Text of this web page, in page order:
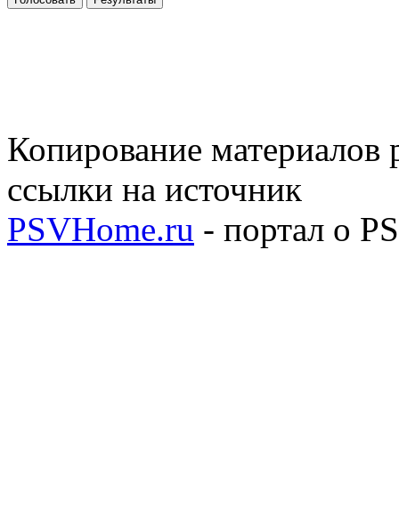
Копирование материалов
ссылки на источник
PSVHome.ru - портал о